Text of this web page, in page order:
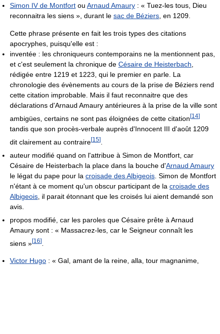
Simon IV de Montfort ou Arnaud Amaury : « Tuez-les tous, Dieu
reconnaitra les siens », durant le sac de Béziers, en 1209.
Cette phrase présente en fait les trois types des citations
apocryphes, puisqu'elle est :
inventée : les chroniqueurs contemporains ne la mentionnent pas,
et c'est seulement la chronique de Césaire de Heisterbach,
rédigée entre 1219 et 1223, qui le premier en parle. La
chronologie des évènements au cours de la prise de Béziers rend
cette citation improbable. Mais il faut reconnaitre que des
déclarations d'Arnaud Amaury antérieures à la prise de la ville sont
ambigües, certains ne sont pas éloignées de cette citation [14]
tandis que son procès-verbale auprès d'Innocent III d'août 1209
dit clairement au contraire[15]
auteur modifié quand on l'attribue à Simon de Montfort, car
Césaire de Heisterbach la place dans la bouche d'Arnaud Amaury
le légat du pape pour la croisade des Albigeois . Simon de Montfort
n'étant à ce moment qu'un obscur participant de la croisade des
Albigeois , il parait étonnant que les croisés lui aient demandé son
avis.
propos modifié, car les paroles que Césaire prête à Arnaud
Amaury sont : « Massacrez-les, car le Seigneur connaît les
siens »[16]
Victor Hugo : « Gal, amant de la reine, alla, tour magnanime,